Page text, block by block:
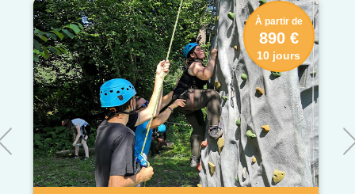
À partir de
890 €
10 jours